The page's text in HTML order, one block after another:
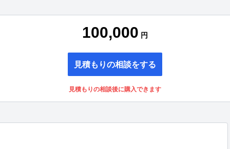
100,000 円
見積もりの相談をする
見積もりの相談後に購入できます